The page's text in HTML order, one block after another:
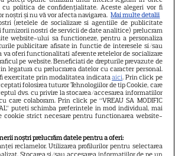
GSP
Știri mondene
Avantaje
Elle
Unica
Retete practice
cu politica de confidențialitate. Aceste alegeri vor fi
noștri și nu vă vor afecta navigarea. Mai multe detalii
(retelele de socializare si agentiile de publicitate
furnizorii nostri de servicii de date analitice) prelucram
website-ului sa functioneze, pentru a personaliza
publicitare afisate in functie de interesele si/sau
va oferi functionalitati aferente retelelor de socializare
pe website. Beneficiati de drepturile prevazute de
in legatura cu prelucrarea datelor cu caracter personal.
exercitate prin modalitatea indicataaici. Prin click pe
folosirea tuturor Tehnologiilor de tip Cookie, care
dvs. cu privire la stocarea/accesarea informatiilor
care colaboram. Prin click pe “VREAU SA MODIFIC
puteti schimba preferintele in mod individual, mai
cookie strict necesare pentru functionarea website-
noștri prelucrăm datele pentru a oferi:
reclamelor. Utilizarea profilurilor pentru selectarea
Stocarea și/sau accesarea informațiilor de pe un